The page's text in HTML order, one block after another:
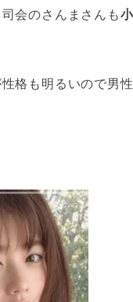
会のさんまさんも
格も明るいので男